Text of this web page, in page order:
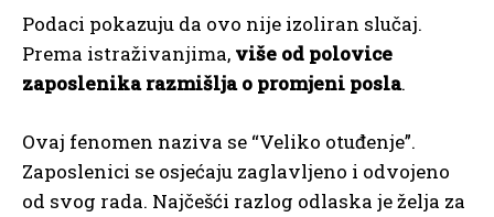
Podaci pokazuju da ovo nije izoliran slučaj.
Prema istraživanjima, više od polovice
zaposlenika razmišlja o promjeni posla.
Ovaj fenomen naziva se “Veliko otuđenje”.
Zaposlenici se osjećaju zaglavljeno i odvojeno
od svog rada. Najčešći razlog odlaska je želja za